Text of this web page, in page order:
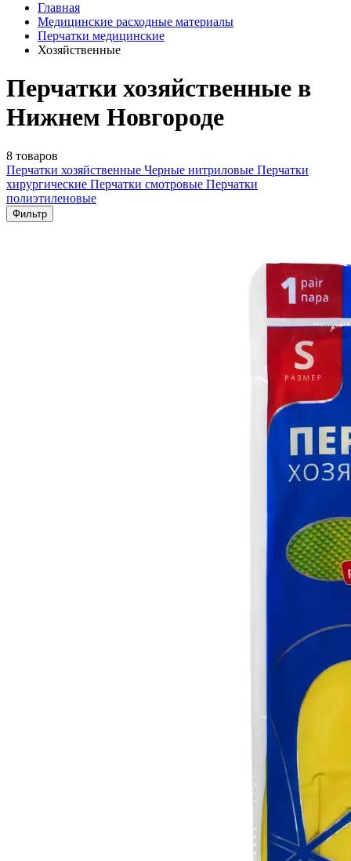
Главная
Медицинские расходные материалы
Перчатки медицинские
Хозяйственные
Перчатки хозяйственные в
Нижнем Новгороде
8 товаров
Перчатки хозяйственные Черные нитриловые Перчатки
хирургические Перчатки смотровые Перчатки
полиэтиленовые
Фильтр